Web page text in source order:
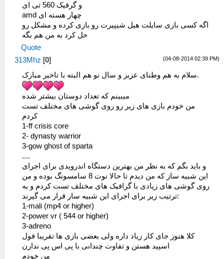
و گرفیک 560 تی ای
amd چهار هسته ای
اگه کسی بازی سایلت هیل شیپیرت رو بازی کرده و مشکل رو
حل کرد به من هم بگه
Quote
(04-08-2014 02:39 PM)
313Mhz [0]
سلام به هم وطنای عزیز و سال نو هم البته با تاخیر مبارک.
میبینم که تعداد دوستان بیشتر شده
من خودم بازی های زیر رو روی گوشی های مختلف تست
کردم
1-ff crisis core
2- dynasty warrior
3-gow ghost of sparta
....
و باید بگم که به نظر من بهترین دستگاه اندرویدی برای اجرای
این شبیه ساز که من دیدم تا حالا نوت 8 سامسونگ بوده و من
روی گوشی های زیادی با گرافیک های مختلف تست کردم و به
ترتیب زیر برای اجرای این شبیه ساز قرار می گیرند:
1-mali (mp4 or higher)
2-power vr ( 544 or higher)
3-adreno
کلا هنوز جای کار زیاد داره ولی بعضی بازی ها تقریبا فول
اسپید هستن و تفاوت چندانی با پی اس پی ندارن
من خودم